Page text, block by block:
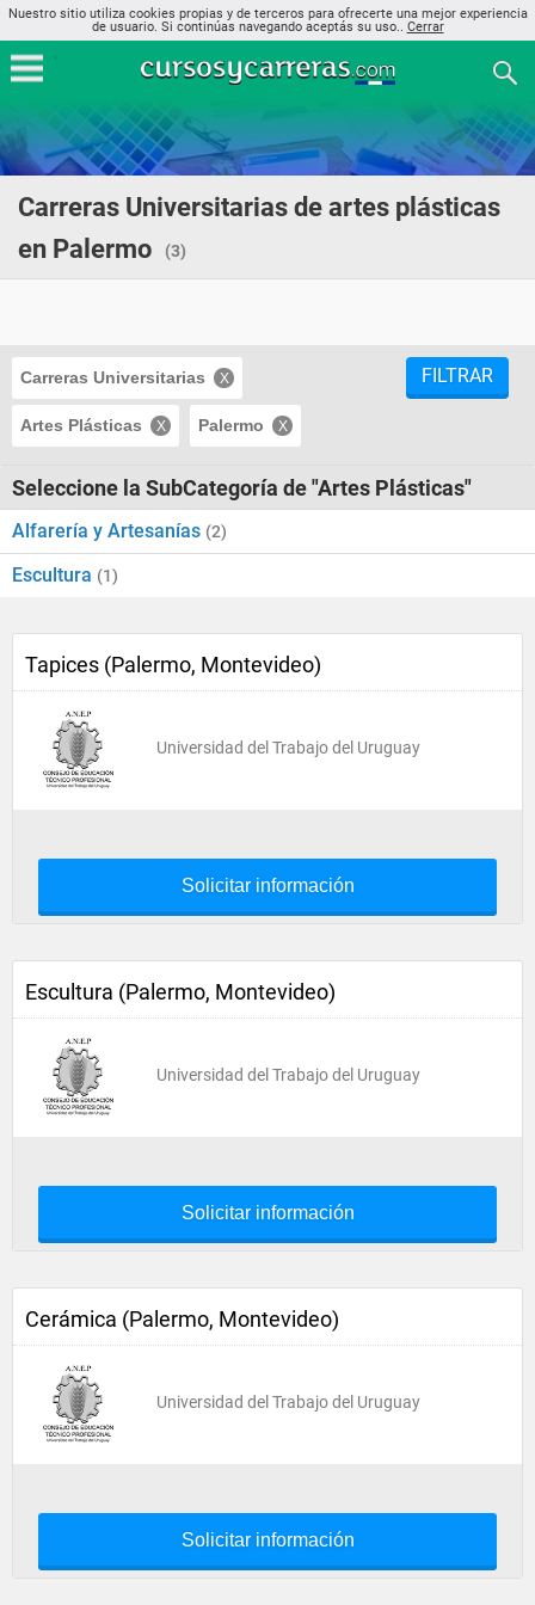
Nuestro sitio utiliza cookies propias y de terceros para ofrecerte una mejor experiencia
de usuario. Si continúas navegando aceptás su uso.. Cerrar
Carreras Universitarias de artes plásticas
en Palermo
(3)
Carreras Universitarias
Artes Plásticas Palermo
FILTRAR
Seleccione la SubCategoría de "Artes Plásticas"
Alfarería y Artesanías (2)
Escultura (1)
Tapices (Palermo, Montevideo)
Universidad del Trabajo del Uruguay
Solicitar información
Escultura (Palermo, Montevideo)
Universidad del Trabajo del Uruguay
Solicitar información
Cerámica (Palermo, Montevideo)
Universidad del Trabajo del Uruguay
Solicitar información